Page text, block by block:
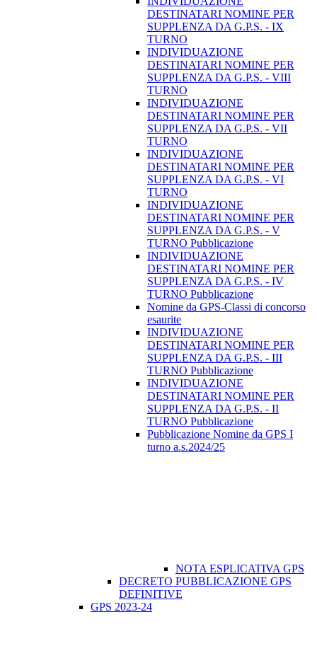
DESTINATARI NOMINE PER
SUPPLENZA DA G.P.S. - IX
TURNO
INDIVIDUAZIONE
DESTINATARI NOMINE PER
SUPPLENZA DA G.P.S. - VIII
TURNO
INDIVIDUAZIONE
DESTINATARI NOMINE PER
SUPPLENZA DA G.P.S. - VII
TURNO
INDIVIDUAZIONE
DESTINATARI NOMINE PER
SUPPLENZA DA G.P.S. - VI
TURNO
INDIVIDUAZIONE
DESTINATARI NOMINE PER
SUPPLENZA DA G.P.S. - V
TURNO Pubblicazione
INDIVIDUAZIONE
DESTINATARI NOMINE PER
SUPPLENZA DA G.P.S. - IV
TURNO Pubblicazione
Nomine da GPS-Classi di concorso
esaurite
INDIVIDUAZIONE
DESTINATARI NOMINE PER
SUPPLENZA DA G.P.S. - III
TURNO Pubblicazione
INDIVIDUAZIONE
DESTINATARI NOMINE PER
SUPPLENZA DA G.P.S. - II
TURNO Pubblicazione
Pubblicazione Nomine da GPS I
turno a.s.2024/25
NOTA ESPLICATIVA GPS
DECRETO PUBBLICAZIONE GPS
DEFINITIVE
GPS 2023-24